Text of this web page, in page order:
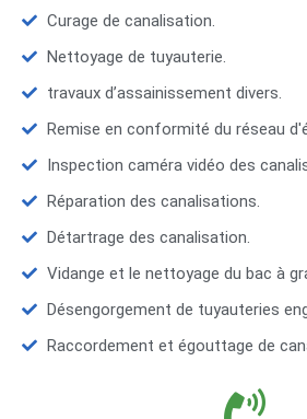
Curage de canalisation.
Nettoyage de tuyauterie.
travaux d’assainissement divers.
Remise en conformité du réseau
Inspection caméra vidéo des
Réparation des canalisations.
Détartrage des canalisation.
Vidange et le nettoyage du bac à
Désengorgement de tuyauteries
Raccordement et égouttage de